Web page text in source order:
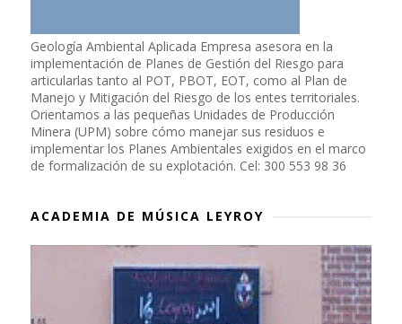
Geología Ambiental Aplicada Empresa asesora en la
implementación de Planes de Gestión del Riesgo para
articularlas tanto al POT, PBOT, EOT, como al Plan de
Manejo y Mitigación del Riesgo de los entes territoriales.
Orientamos a las pequeñas Unidades de Producción
Minera (UPM) sobre cómo manejar sus residuos e
implementar los Planes Ambientales exigidos en el marco
de formalización de su explotación. Cel: 300 553 98 36
ACADEMIA DE MÚSICA LEYROY